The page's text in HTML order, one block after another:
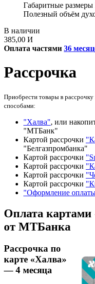
Габаритные
Полезный объём
В наличии
385,00 И
Оплата частями 36
Рассрочка
Приобрести товары в
способами:
"Халва", или
"МТБанк"
Картой рассрочки
"Белгазпромбанка"
Картой рассрочки
Картой рассрочки
Картой рассрочки
Картой рассрочки
"Оформление
Оплата картами
от МТБанка
Рассрочка по
карте «Халва»
— 4 месяца